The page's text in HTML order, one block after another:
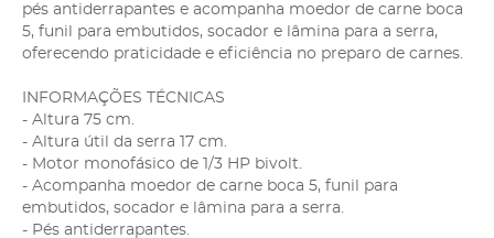
pés antiderrapantes e acompanha moedor de carne boca
5, funil para embutidos, socador e lâmina para a serra,
oferecendo praticidade e eficiência no preparo de carnes.
INFORMAÇÕES TÉCNICAS
- Altura 75 cm.
- Altura útil da serra 17 cm.
- Motor monofásico de 1/3 HP bivolt.
- Acompanha moedor de carne boca 5, funil para
embutidos, socador e lâmina para a serra.
- Pés antiderrapantes.